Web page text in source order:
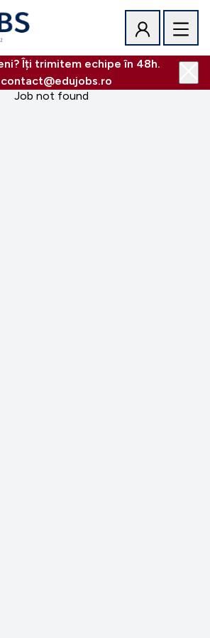
Îți trimitem echipe în 48h.
Job not found